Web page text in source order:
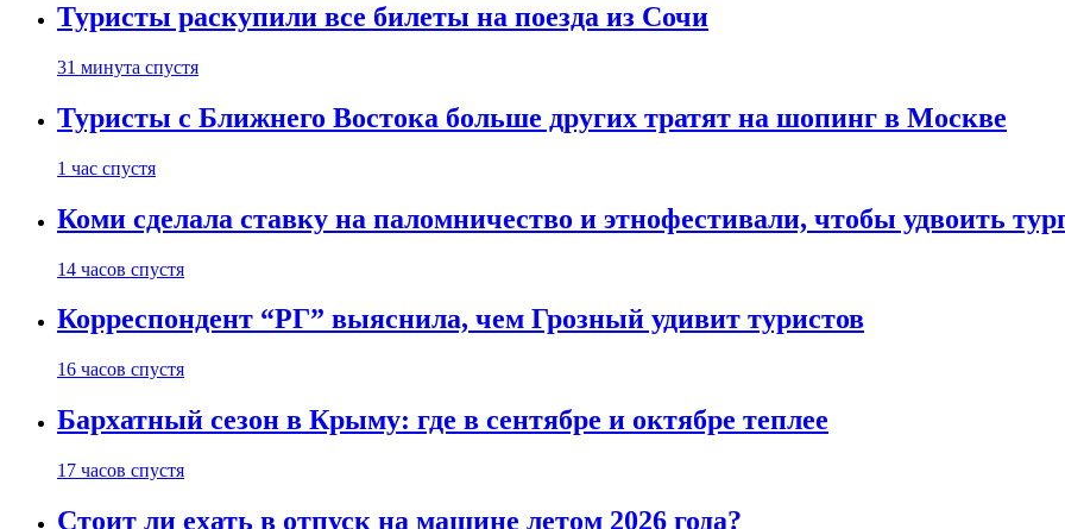
Туристы раскупили все билеты на поезда из Сочи
31 минута спустя
Туристы с Ближнего Востока больше других тратят на шопинг в Москве
1 час спустя
Коми сделала ставку на паломничество и этнофестивали, чтобы удвоить
14 часов спустя
Корреспондент “РГ” выяснила, чем Грозный удивит туристов
16 часов спустя
Бархатный сезон в Крыму: где в сентябре и октябре теплее
17 часов спустя
Стоит ли ехать в отпуск на машине летом 2026 года?